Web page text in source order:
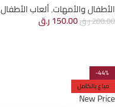
الأطفال والأمهات,ألعاب الأطفال
200.00ر.ق150.00ر.ق
-44%
مباع بالكامل
New Price